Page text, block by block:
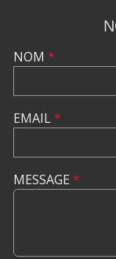
NOM *
EMAIL*
MESSAGE *